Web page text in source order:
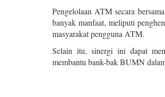
Pengelolaan ATM secara
banyak manfaat, meliputi
masyarakat pengguna ATM.
Selain itu, sinergi ini dapat
membantu bank-bak BUMN